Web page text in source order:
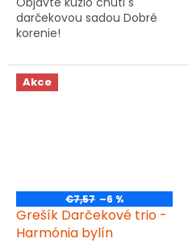
darčekovou sadou Dobré
korenie!
Akce
€7,57 –6 %
Grešík Darčekové trio -
Harmónia bylín